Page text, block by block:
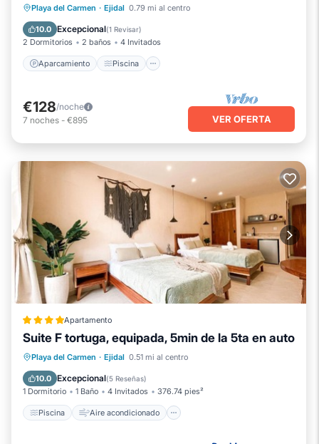
Playa del Carmen · Ejidal 0.79 mi al centro
10.0 Excepcional(1 Revisar)
2 Dormitorios 2 baños 4 Invitados
Aparcamiento Piscina
Aparcamiento Piscina
Balcón/Terraza
€128/noche
7 noches - €895 VER OFERTA
Apartamento
Suite F tortuga, equipada, 5min de la 5ta en auto
Playa del Carmen · Ejidal 0.51 mi al centro
10.0 Excepcional(5 Reseñas)
1 Dormitorio 1 Baño 4 Invitados 376.74 pies²
Piscina Aire acondicionado
Piscina Aire acondicionado
Apto para niños